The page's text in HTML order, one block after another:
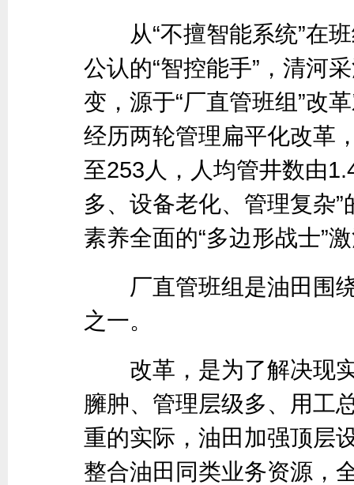
从“不擅智能系统”在班
公认的“智控能手”，清河
变，源于“厂直管班组”改
经历两轮管理扁平化改革
至253人，人均管井数由
多、设备老化、管理复杂
素养全面的“多边形战士”
厂直管班组是油田围绕
之一。
改革，是为了解决现实
臃肿、管理层级多、用工
重的实际，油田加强顶层
整合油田同类业务资源，